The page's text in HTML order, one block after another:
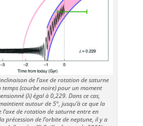
de l’axe de rotation de saturne
(courbe noire) pour un moment
(λ) égal à 0,229. Dans ce cas,
autour de 5°, jusqu’à ce que la
l’axe de rotation de saturne entre en
précession de l’orbite de neptune, il y a